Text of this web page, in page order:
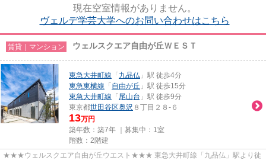
現在空室情報がありません。
ヴェルデ学芸大学へのお問い合わせはこちら
賃貸｜マンション ウェルスクエア自由が丘ＷＥＳＴ
東急大井町線 「 九品仏 」駅 徒歩4分
東急東横線 「 自由が丘 」駅 徒歩15分
東急大井町線 「 尾山台 」駅 徒歩9分
東京都世田谷区奥沢 ８丁目２８-６
13万円
築年数：築7年 ｜募集中： 1室
階数：2階建
★★★ウェルスクエア自由が丘ウエスト★★★ 東急大井町線「九品仏」駅より徒